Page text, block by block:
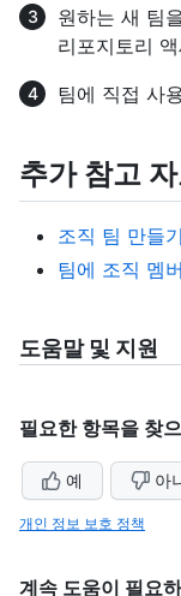
원하는 새 팀
리포지토리
팀에 직접 사
추가 참고
조직 팀 만들기
팀에 조직 멤
도움말 및 지원
필요한 항목을 찾
예 아
개인 정보 보호 정책
계속 도움이 필요